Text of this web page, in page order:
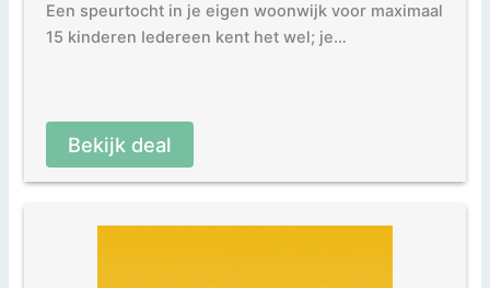
Een speurtocht in je eigen woonwijk voor maximaal
15 kinderen Iedereen kent het wel; je…
Bekijk deal